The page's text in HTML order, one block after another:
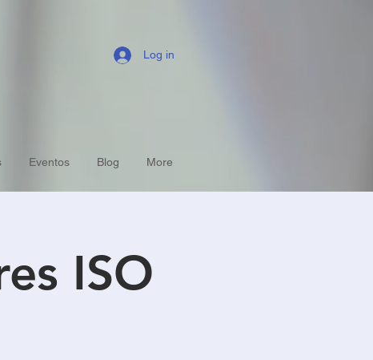
Log in
Eventos Blog More
ISO